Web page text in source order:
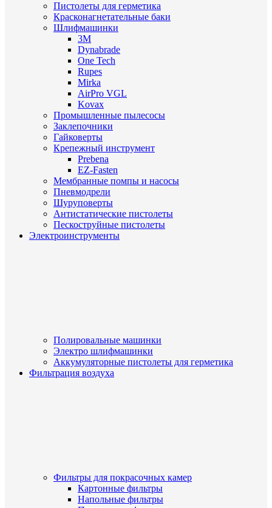
Пистолеты для герметика
Красконагнетательные баки
Шлифмашинки
3M
Dynabrade
One Tech
Rupes
Mirka
AirPro VGL
Kovax
Промышленные пылесосы
Заклепочники
Гайковерты
Крепежный инструмент
Prebena
EZ-Fasten
Мембранные помпы и насосы
Пневмодрели
Шуруповерты
Антистатические пистолеты
Пескоструйные пистолеты
Электроинструменты
Полировальные машинки
Электро шлифмашинки
Аккумуляторные пистолеты для герметика
Фильтрация воздуха
Фильтры для покрасочных камер
Картонные фильтры
Напольные фильтры